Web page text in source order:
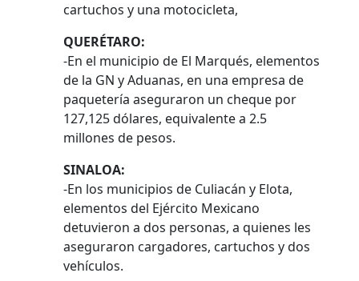
cartuchos y una motocicleta,
QUERÉTARO:
-En el municipio de El Marqués, elementos
de la GN y Aduanas, en una empresa de
paquetería aseguraron un cheque por
127,125 dólares, equivalente a 2.5
millones de pesos.
SINALOA:
-En los municipios de Culiacán y Elota,
elementos del Ejército Mexicano
detuvieron a dos personas, a quienes les
aseguraron cargadores, cartuchos y dos
vehículos.